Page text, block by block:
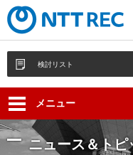
検討リスト
メニュー
ニュース＆トピ